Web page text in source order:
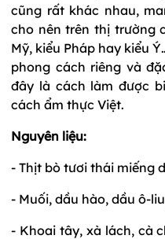
cũng rất khác nhau,
cho nên trên thị trường
Mỹ, kiểu Pháp hay kiểu
phong cách riêng và
đây là cách làm được
cách ẩm thực Việt.
Nguyên liệu:
- Thịt bò tươi thái miếng
- Muối, dầu hào, dầu ô-
- Khoai tây, xà lách, cà